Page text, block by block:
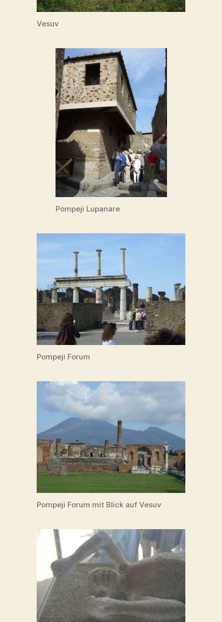
Vesuv
Pompeji Lupanare
Pompeji Forum
Pompeji Forum mit Blick auf Vesuv